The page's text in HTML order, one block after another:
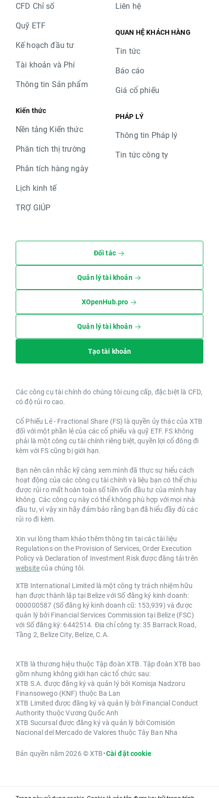
CFD Chỉ số
Quỹ ETF
Kế hoạch đầu tư
Tài khoản và Phí
Thông tin Sản phẩm
Kiến thức
Nền tảng Kiến thức
Phân tích thị trường
Phân tích hàng ngày
Lịch kinh tế
TRỢ GIÚP
Liên hệ
QUAN HỆ KHÁCH HÀNG
Tin tức
Báo cáo
Giá cổ phiếu
PHÁP LÝ
Thông tin Pháp lý
Tin tức công ty
Đối tác
Quản lý tài khoản
XOpenHub.pro
Quản lý tài khoản
Tạo tài khoản
Các công cụ tài chính do chúng tôi cung cấp, đặc biệt là CFD,
có độ rủi ro cao.
Cổ Phiếu Lẻ - Fractional Share (FS) là quyền ủy thác của XTB
đối với một phần lẻ của các cổ phiếu và quỹ ETF. FS không
phải là một công cụ tài chính riêng biệt, quyền lợi cổ đông đi
kèm với FS cũng bị giới hạn.
Bạn nên cân nhắc kỹ càng xem mình đã thực sự hiểu cách
hoạt động của các công cụ tài chính và liệu bạn có thể chịu
được rủi ro mất hoàn toàn số tiền vốn đầu tư của mình hay
không. Các công cụ này có thể không phù hợp với mọi nhà
đầu tư, vì vậy xin hãy đảm bảo rằng bạn đã hiểu đầy đủ các
rủi ro đi kèm.
Xin vui lòng tham khảo thêm thông tin tại các tài liệu
Regulations on the Provision of Services, Order Execution
Policy và Declaration of Investment Risk được đăng tải trên
websitecủa chúng tôi.
XTB International Limited là một công ty trách nhiệm hữu
hạn được thành lập tại Belize với Số đăng ký kinh doanh:
000000587 (Số đăng ký kinh doanh cũ: 153,939) và được
quản lý bởi Financial Services Commission tại Belize (FSC)
với Số đăng ký: 6442514. Địa chỉ công ty: 35 Barrack Road,
Tầng 2, Belize City, Belize, C.A.
XTB là thương hiệu thuộc Tập đoàn XTB. Tập đoàn XTB bao
gồm nhưng không giới hạn các tổ chức sau:
XTB S.A. được đăng ký và quản lý bởi Komisja Nadzoru
Finansowego (KNF) thuộc Ba Lan
XTB Limited được đăng ký và quản lý bởi Financial Conduct
Authority thuộc Vương Quốc Anh
XTB Sucursal được đăng ký và quản lý bởi Comisión
Nacional del Mercado de Valores thuộc Tây Ban Nha
Bản quyền năm 2026 © XTB•Cài đặt cookie